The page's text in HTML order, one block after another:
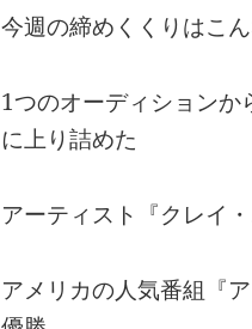
今週の締めくくりはこ
1つのオーディション
に上り詰めた
アーティスト『クレイ・
アメリカの人気番組『